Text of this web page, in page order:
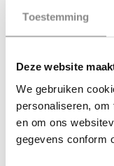
Toestemming
Deze website
We gebruiken
personaliseren,
en om ons
gegevens conform
Steeds meer